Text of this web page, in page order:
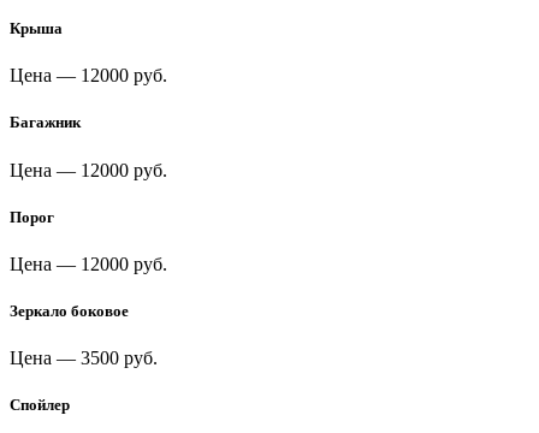
Крыша
Цена — 12000 руб.
Багажник
Цена — 12000 руб.
Порог
Цена — 12000 руб.
Зеркало боковое
Цена — 3500 руб.
Спойлер